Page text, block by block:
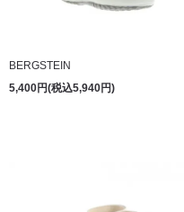
BERGSTEIN
5,400円(税込5,940円)